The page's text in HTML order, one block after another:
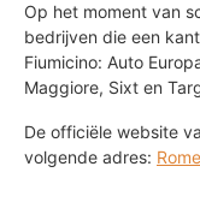
Op het moment van
bedrijven die een
Fiumicino: Auto
Maggiore, Sixt en
De officiële website
volgende adres: